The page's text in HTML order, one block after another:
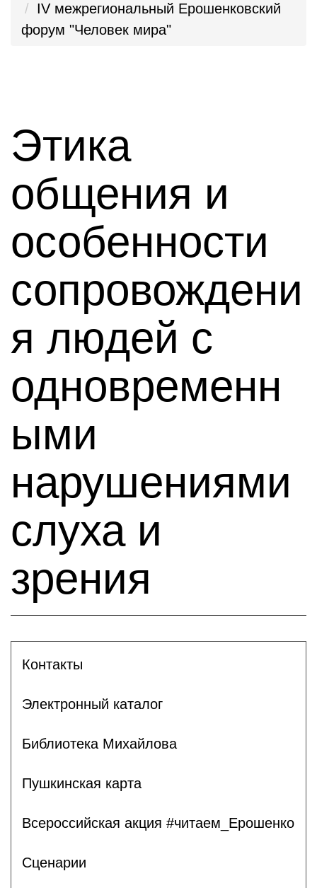
IV межрегиональный Ерошенковский
форум "Человек мира"
Этика
общения и
особенности
сопровождени
я людей с
одновременн
ыми
нарушениями
слуха и
зрения
Контакты
Электронный каталог
Библиотека Михайлова
Пушкинская карта
Всероссийская акция #читаем_Ерошенко
Сценарии